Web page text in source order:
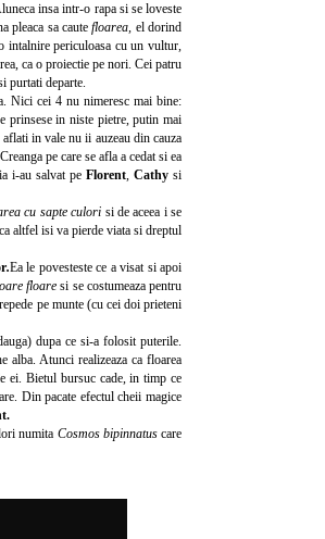
insa intr-o rapa si se loveste
pleaca sa cautefloarea, el dorind
intalnire periculoasa cu un vultur,
ca o proiectie pe nori. Cei patru
purtati departe.
Nici cei 4 nu nimeresc mai bine:
prinsese in niste pietre, putin mai
in vale nu ii auzeau din cauza
Creanga pe care se afla a cedat si ea
i-au salvat peFlorent,Cathysi
cu sapte culori si de aceea i se
altfel isi va pierde viata si dreptul
.Ea le povesteste ce a visat si apoi
floaresi se costumeaza pentru
pe munte (cu cei doi prieteni
dupa ce si-a folosit puterile.
alba. Atunci realizeaza ca floarea
ei. Bietul bursuc cade, in timp ce
Din pacate efectul cheii magice
numita Cosmos bipinnatus care